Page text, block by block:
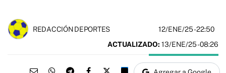
REDACCIÓN DEPORTES 12/ENE/25- 22:50
ACTUALIZADO: 13/ENE/25 - 08:26